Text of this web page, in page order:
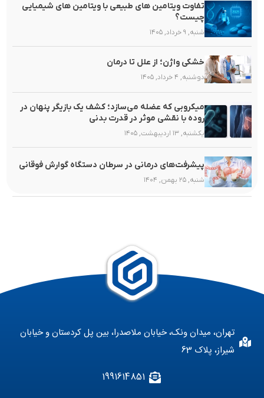
تفاوت ویتامین های طبیعی با ویتامین های شیمیایی
چیست؟
شنبه, ۹ خرداد, ۱۴۰۵
خشکی واژن؛ از علل تا درمان
دوشنبه, ۴ خرداد, ۱۴۰۵
میکروبی که عضله می‌سازد؛ کشف یک بازیگر پنهان در
روده با نقشی موثر در قدرت بدنی
یکشنبه, ۱۳ اردیبهشت, ۱۴۰۵
پیشرفت‌های درمانی در سرطان دستگاه گوارش فوقانی
شنبه, ۲۵ بهمن, ۱۴۰۴
تهران، میدان ونک، خیابان ملاصدرا، بین پل کردستان و خیابان
شیراز، پلاک 63
1991614851